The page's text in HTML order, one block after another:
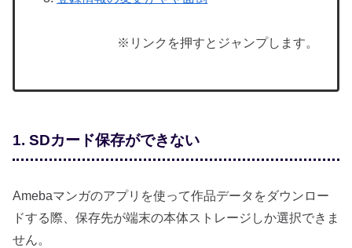
※リンクを押すとジャンプします。
1. SDカード保存ができない
Amebaマンガのアプリを使って作品データをダウンロー
ドする際、保存先が端末の本体ストレージしか選択できま
せん。